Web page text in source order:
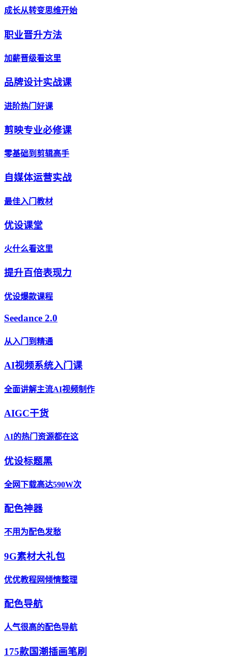
成长从转变思维开始
职业晋升方法
加薪晋级看这里
品牌设计实战课
进阶热门好课
剪映专业必修课
零基础到剪辑高手
自媒体运营实战
最佳入门教材
优设课堂
火什么看这里
提升百倍表现力
优设爆款课程
Seedance 2.0
从入门到精通
AI视频系统入门课
全面讲解主流AI视频制作
AIGC干货
AI的热门资源都在这
优设标题黑
全网下载高达590W次
配色神器
不用为配色发愁
9G素材大礼包
优优教程网倾情整理
配色导航
人气很高的配色导航
175款国潮插画笔刷